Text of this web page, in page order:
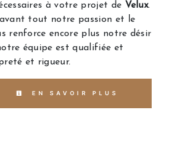
à votre projet de Velux.
tout notre passion et le
renforce encore plus notre désir
équipe est qualifiée et
et rigueur.
EN SAVOIR PLUS